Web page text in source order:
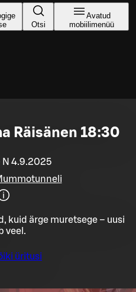
Otsi
Avatud
mobiilimenüü
Räisänen 18:30
N 4.9.2025
kuid ärge muretsege – uusi
veel.
üritusi